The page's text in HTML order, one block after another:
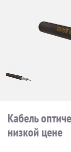
Кабель
низкой цене